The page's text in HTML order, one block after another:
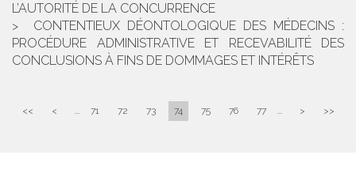
L’AUTORITÉ DE LA CONCURRENCE
CONTENTIEUX DÉONTOLOGIQUE DES MÉDECINS :
PROCÉDURE ADMINISTRATIVE ET RECEVABILITÉ DES
CONCLUSIONS À FINS DE DOMMAGES ET INTÉRÊTS
<< < ... 71 72 73 74 75 76 77 ... > >>